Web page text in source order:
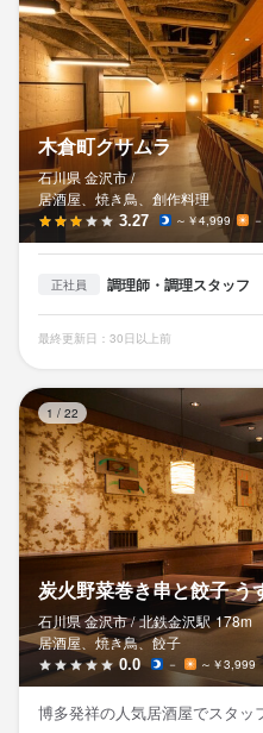
木倉町クサムラ
石川県 金沢市 /
居酒屋、焼き鳥、創作料理
3.27 ～￥4,999 －
正社員 調理師・調理スタッフ
最終更新日：30日以上前
1 / 22
炭火野菜巻き串と餃子 う
石川県 金沢市 / 北鉄金沢駅 178m
居酒屋、焼き鳥、餃子
0.0 － ～￥3,999
博多発祥の人気居酒屋でスタ